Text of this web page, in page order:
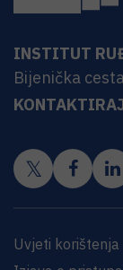
INSTITUT
Bijenička
Uvjeti korištenja